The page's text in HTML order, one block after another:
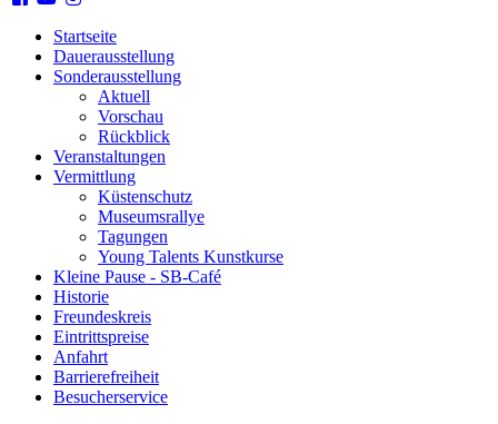
Startseite
Dauerausstellung
Sonderausstellung
Aktuell
Vorschau
Rückblick
Veranstaltungen
Vermittlung
Küstenschutz
Museumsrallye
Tagungen
Young Talents Kunstkurse
Kleine Pause - SB-Café
Historie
Freundeskreis
Eintrittspreise
Anfahrt
Barrierefreiheit
Besucherservice